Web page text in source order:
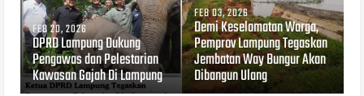
FEB 20, 2026
DPRD Lampung Dukung
Pengawas dan Pelestarian
Kawasan Gajah Di Lampung
FEB 03, 2026
Demi Keselamatan Warga,
Pemprov Lampung Tegaskan
Jembatan Way Bungur Akan
Dibangun Ulang